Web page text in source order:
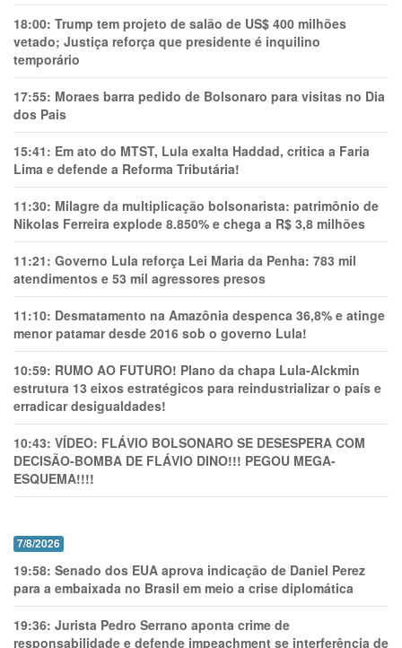
18:00: Trump tem projeto de salão de US$ 400 milhões
vetado; Justiça reforça que presidente é inquilino
temporário
17:55: Moraes barra pedido de Bolsonaro para visitas no Dia
dos Pais
15:41: Em ato do MTST, Lula exalta Haddad, critica a Faria
Lima e defende a Reforma Tributária!
11:30: Milagre da multiplicação bolsonarista: patrimônio de
Nikolas Ferreira explode 8.850% e chega a R$ 3,8 milhões
11:21: Governo Lula reforça Lei Maria da Penha: 783 mil
atendimentos e 53 mil agressores presos
11:10: Desmatamento na Amazônia despenca 36,8% e atinge
menor patamar desde 2016 sob o governo Lula!
10:59: RUMO AO FUTURO! Plano da chapa Lula-Alckmin
estrutura 13 eixos estratégicos para reindustrializar o país e
erradicar desigualdades!
10:43: VÍDEO: FLÁVIO BOLSONARO SE DESESPERA COM
DECISÃO-BOMBA DE FLÁVIO DINO!!! PEGOU MEGA-
ESQUEMA!!!!
7/8/2026
19:58: Senado dos EUA aprova indicação de Daniel Perez
para a embaixada no Brasil em meio a crise diplomática
19:36: Jurista Pedro Serrano aponta crime de
responsabilidade e defende impeachment se interferência de